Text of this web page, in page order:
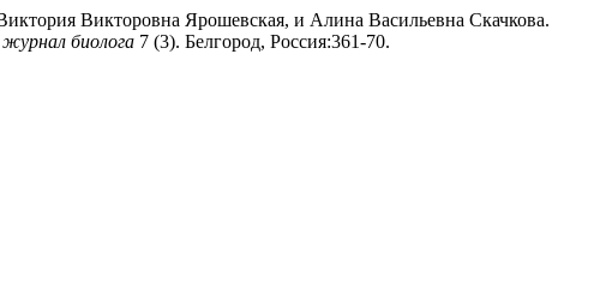
Викторовна Ярошевская, и Алина Васильевна Скачкова.
биолога 7 (3). Белгород, Россия:361-70.